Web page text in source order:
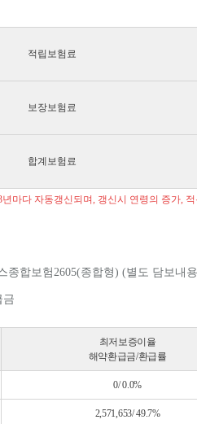
적립보험료
보장보험료
합계보험료
마다 자동갱신되며, 갱신시 연령의 증가,
합보험2605(종합형) (별도 담보내
금
최저보증이율
해약환급금/환급률
0/ 0.0%
2,571,653/ 49.7%